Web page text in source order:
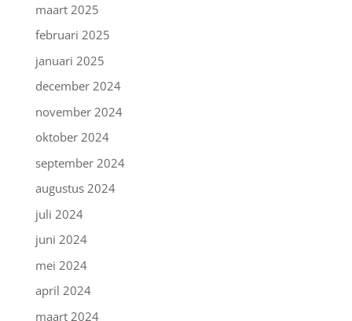
maart 2025
februari 2025
januari 2025
december 2024
november 2024
oktober 2024
september 2024
augustus 2024
juli 2024
juni 2024
mei 2024
april 2024
maart 2024